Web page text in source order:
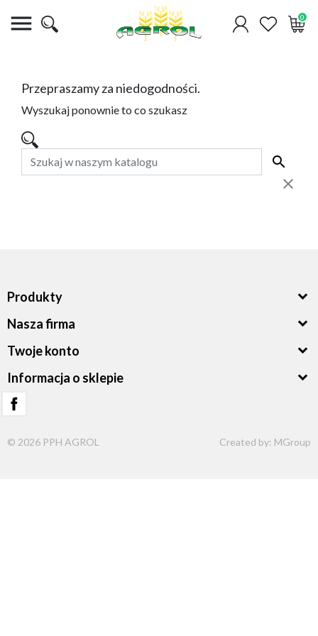
 0
Przepraszamy za niedogodności.
Wyszukaj ponownie to co szukasz
Produkty
Nasza firma
Twoje konto
Informacja o sklepie
© 2026 PPH AGROL Created by: MGroup